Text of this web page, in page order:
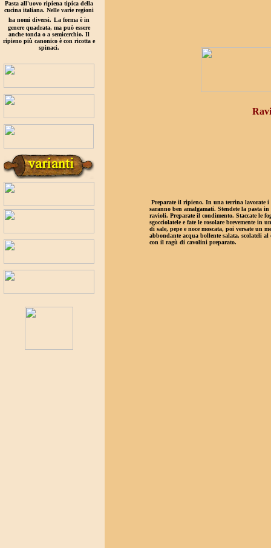
Pasta all'uovo ripiena tipica della
cucina italiana. Nelle varie regioni
ha nomi diversi. La forma è in
genere quadrata, ma può essere
anche tonda o a semicerchio. Il
ripieno più canonico è con ricotta e
spinaci.
Preparate il ripieno. In una terrina lavorate i
saranno ben amalgamati. Stendete la pasta
ravioli. Preparate il condimento. Staccate le
sgocciolatele e fate le rosolare brevemente
di sale, pepe e noce moscata, poi versate un
abbondante acqua bollente salata, scolateli
con il ragù di cavolini preparato.